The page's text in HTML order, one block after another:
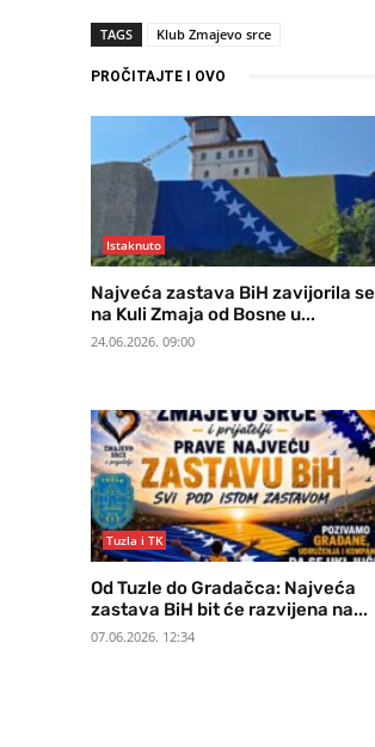
TAGS Klub Zmajevo srce
PROČITAJTE I OVO
Istaknuto
Najveća zastava BiH zavijorila se
na Kuli Zmaja od Bosne u...
24.06.2026. 09:00
Tuzla i TK
Od Tuzle do Gradačca: Najveća
zastava BiH bit će razvijena na...
07.06.2026. 12:34